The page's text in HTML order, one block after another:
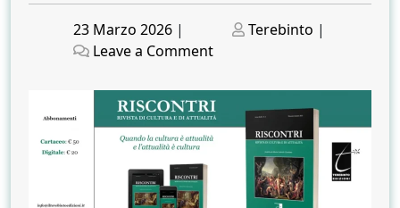
Posted
on
23 Marzo 2026 |
Posted
Terebinto |
Leave a Commenton
ed
Einstein